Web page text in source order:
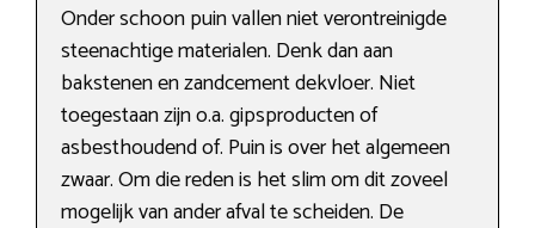
Onder schoon puin vallen niet verontreinigde
steenachtige materialen. Denk dan aan
bakstenen en zandcement dekvloer. Niet
toegestaan zijn o.a. gipsproducten of
asbesthoudend of. Puin is over het algemeen
zwaar. Om die reden is het slim om dit zoveel
mogelijk van ander afval te scheiden. De